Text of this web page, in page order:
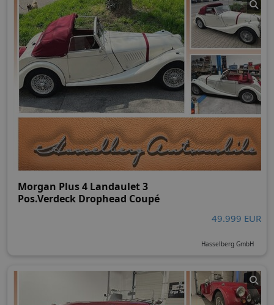
Morgan Plus 4 Landaulet 3
Pos.Verdeck Drophead Coupé
49.999 EUR
Hasselberg GmbH